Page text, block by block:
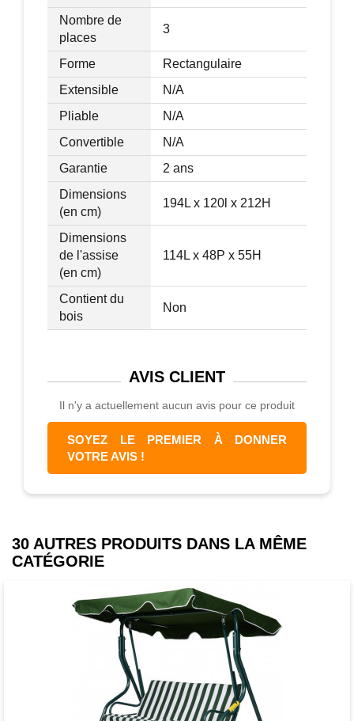
Nombre de
places
3
Forme
Rectangulaire
Extensible
N/A
Pliable
N/A
Convertible
N/A
Garantie
2 ans
Dimensions
(en cm)
194L x 120l x 212H
Dimensions
de l'assise
(en cm)
114L x 48P x 55H
Contient du
bois
Non
AVIS CLIENT
Il n'y a actuellement aucun avis pour ce produit
SOYEZ LE PREMIER À DONNER
VOTRE AVIS !
30 AUTRES PRODUITS DANS LA MÊME
CATÉGORIE